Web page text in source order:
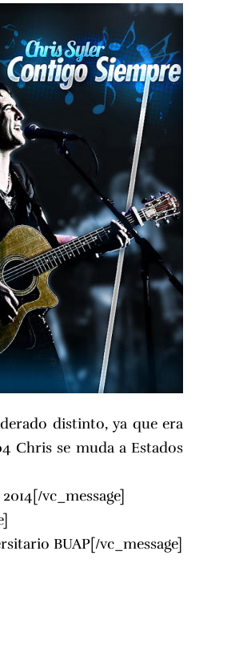
distinto, ya que era
Chris se muda a Estados
vc_message]
BUAP[/vc_message]